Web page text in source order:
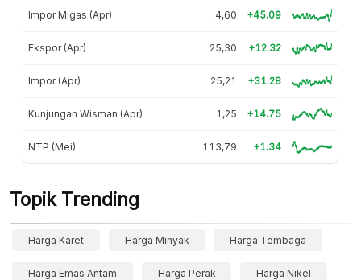
Impor Migas (Apr) 4,60 +45.09
Ekspor (Apr) 25,30 +12.32
Impor (Apr) 25,21 +31.28
Kunjungan Wisman (Apr) 1,25 +14.75
NTP (Mei) 113,79 +1.34
Topik Trending
Harga Karet Harga Minyak Harga Tembaga
Harga Emas Antam Harga Perak Harga Nikel